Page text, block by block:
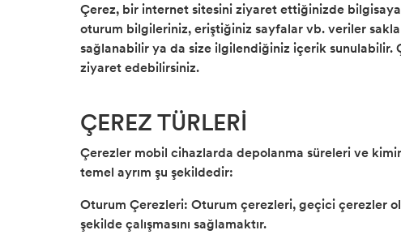
Çerez, bir internet sitesini ziyaret ettiğinizde
oturum bilgileriniz, eriştiğiniz sayfalar vb. veriler
sağlanabilir ya da size ilgilendiğiniz içerik
ziyaret edebilirsiniz.
ÇEREZ TÜRLERİ
Çerezler mobil cihazlarda depolanma süreleri ve
temel ayrım şu şekildedir:
Oturum Çerezleri: Oturum çerezleri, geçici çerezler
şekilde çalışmasını sağlamaktır.
Diorama Garaj